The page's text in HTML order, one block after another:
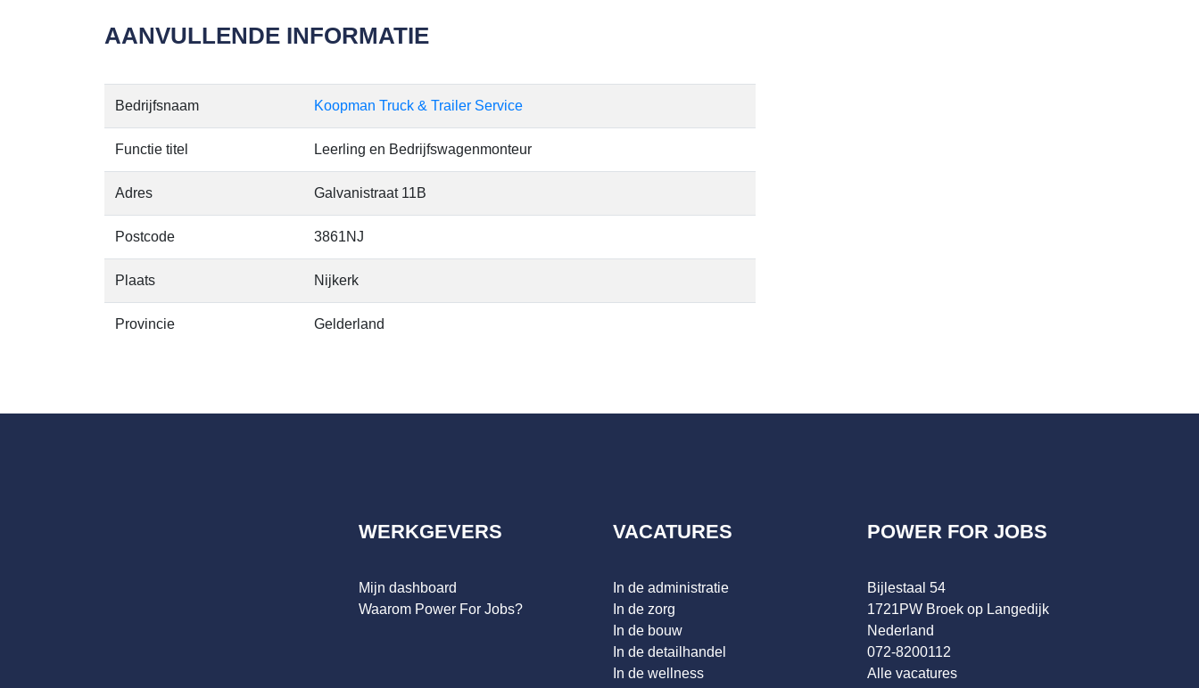
AANVULLENDE INFORMATIE
Bedrijfsnaam Koopman Truck & Trailer Service
Functie titel Leerling en Bedrijfswagenmonteur
Adres Galvanistraat 11B
Postcode 3861NJ
Plaats Nijkerk
Provincie Gelderland
WERKGEVERS
Mijn dashboard
Waarom Power For Jobs?
VACATURES
In de administratie
In de zorg
In de bouw
In de detailhandel
In de wellness
POWER FOR JOBS
Bijlestaal 54
1721PW Broek op Langedijk
Nederland
072-8200112
Alle vacatures